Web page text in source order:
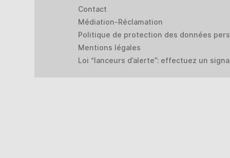
Contact
Médiation-Réclamation
Politique de protection des données
Mentions légales
Loi “lanceurs d’alerte”: effectuez un